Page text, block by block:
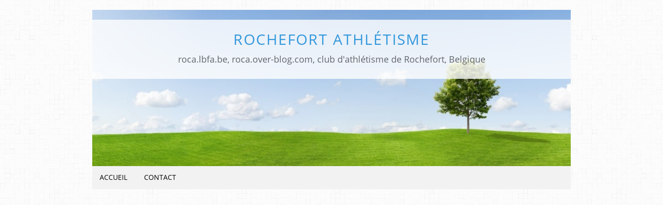
ROCHEFORT ATHLÉTISME
roca.lbfa.be, roca.over-blog.com, club d'athlétisme de Rochefort, Belgique
ACCUEIL CONTACT